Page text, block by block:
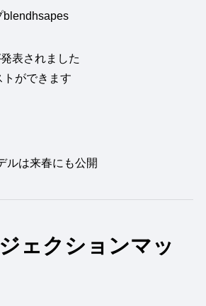
blendhsapes
表されました
テストができます
ルは来春にも公開
ェクションマッ